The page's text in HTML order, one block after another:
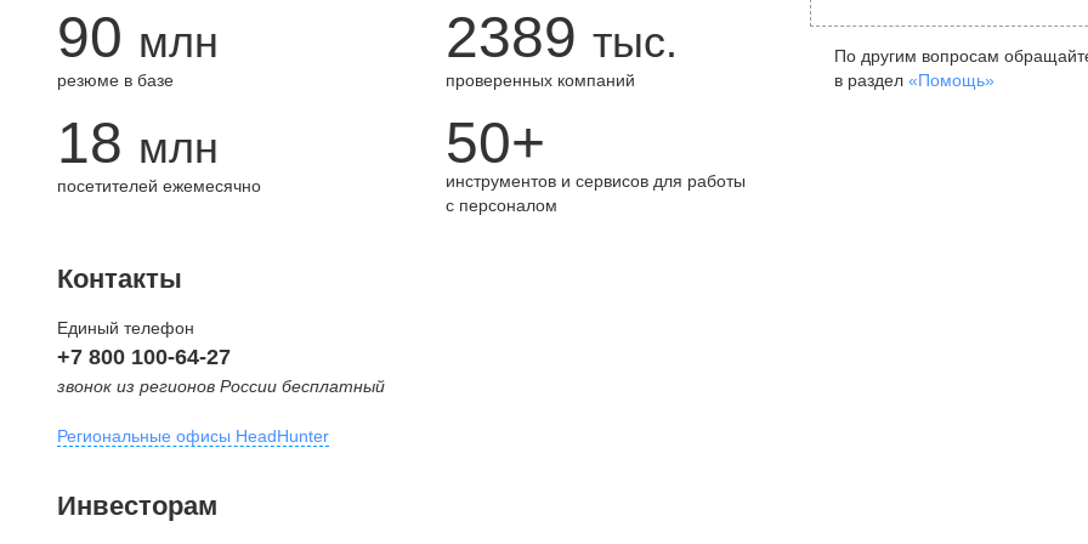
90 млн
резюме в базе
2389 тыс.
проверенных компаний
18 млн
посетителей ежемесячно
50+
инструментов и сервисов для работы
с персоналом
По другим вопросам
в раздел «Помощь»
Контакты
Единый телефон
+7 800 100-64-27
звонок из регионов России бесплатный
Региональные офисы HeadHunter
внутригородская территория
Инвесторам